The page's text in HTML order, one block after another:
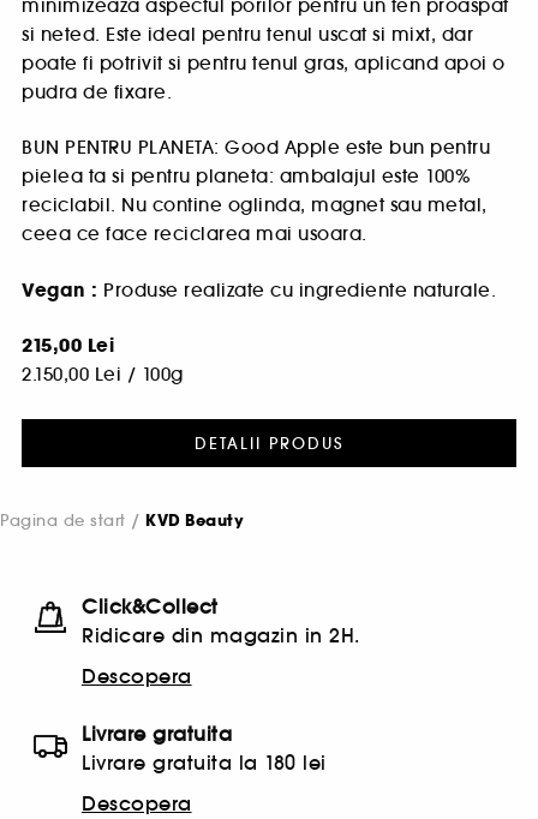
minimizeaza aspectul porilor pentru un ten proaspat
si neted. Este ideal pentru tenul uscat si mixt, dar
poate fi potrivit si pentru tenul gras, aplicand apoi o
pudra de fixare.
BUN PENTRU PLANETA: Good Apple este bun pentru
pielea ta si pentru planeta: ambalajul este 100%
reciclabil. Nu contine oglinda, magnet sau metal,
ceea ce face reciclarea mai usoara.
Vegan : Produse realizate cu ingrediente naturale.
215,00 Lei
2.150,00 Lei / 100g
DETALII PRODUS
Pagina de start KVD Beauty
Click&Collect
Ridicare din magazin in 2H.
Descopera
Livrare gratuita
Livrare gratuita la 180 lei
Descopera